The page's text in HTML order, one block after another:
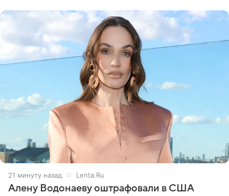
21 минуту назад Lenta.Ru
Алену Водонаеву оштрафовали в США